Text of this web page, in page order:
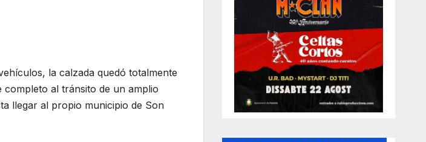
la calzada quedó totalmente
al tránsito de un amplio
llegar al propio municipio de Son